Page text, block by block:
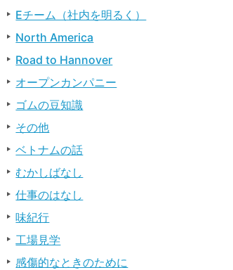
Eチーム（社内を明るく）
North America
Road to Hannover
オープンカンパニー
ゴムの豆知識
その他
ベトナムの話
むかしばなし
仕事のはなし
味紀行
工場見学
感傷的なときのために